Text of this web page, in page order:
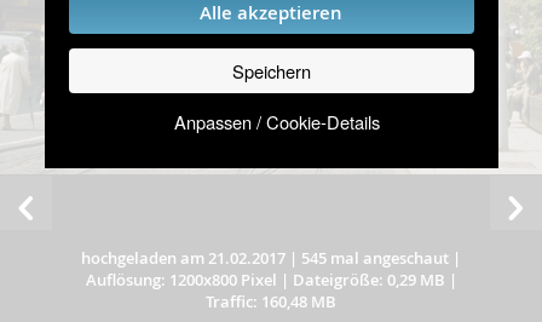
Alle akzeptieren
Speichern
Anpassen / Cookie-Details
hochgeladen am 21.02.2017 | 545 mal angeschaut |
Auflösung: 1200x800 Pixel | Dateigröße: 0,29 MB |
Traffic: 160,48 MB